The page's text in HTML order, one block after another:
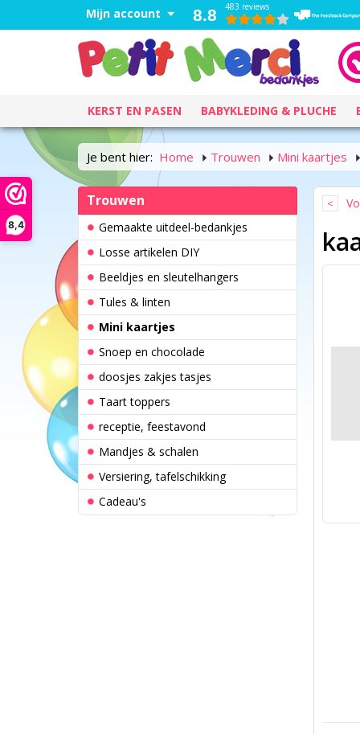
8,4
Mijn account 8.8 483 reviews
KERST EN PASEN BABYKLEDING & PLUCHE
Je bent hier: Home Trouwen Mini kaartjes
Trouwen
Gemaakte uitdeel-bedankjes
Losse artikelen DIY
Beeldjes en sleutelhangers
Tules & linten
Mini kaartjes
Snoep en chocolade
doosjes zakjes tasjes
Taart toppers
receptie, feestavond
Mandjes & schalen
Versiering, tafelschikking
Cadeau's